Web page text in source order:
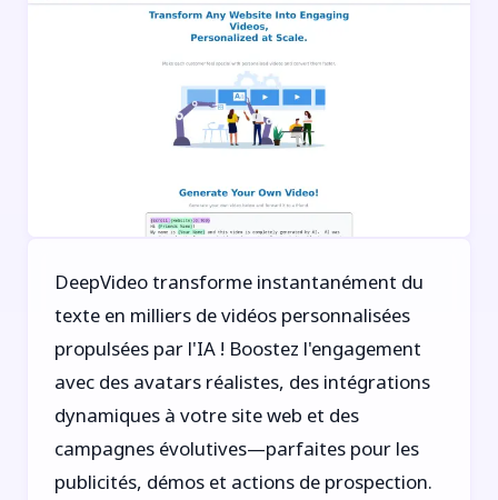
DeepVideo transforme instantanément du
texte en milliers de vidéos personnalisées
propulsées par l'IA ! Boostez l'engagement
avec des avatars réalistes, des intégrations
dynamiques à votre site web et des
campagnes évolutives—parfaites pour les
publicités, démos et actions de prospection.